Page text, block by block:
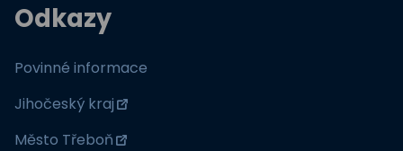
Odkazy
Povinné informace
Jihočeský kraj
Město Třeboň